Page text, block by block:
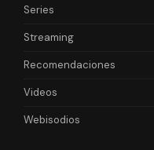
Series
Streaming
Recomendaciones
Videos
Webisodios